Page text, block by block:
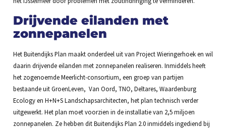
Drijvende eilanden met
zonnepanelen
Het Buitendijks Plan maakt onderdeel uit van Project Wieringerhoek en wil
daarin drijvende eilanden met zonnepanelen realiseren. Inmiddels heeft
het zogenoemde Meerlicht-consortium, een groep van partijen
bestaande uit GroenLeven, Van Oord, TNO, Deltares, Waardenburg
Ecology en H+N+S Landschapsarchitecten, het plan technisch verder
uitgewerkt. Het plan moet voorzien in de installatie van 2,5 miljoen
zonnepanelen. Ze hebben dit Buitendijks Plan 2.0 inmiddels ingediend bij